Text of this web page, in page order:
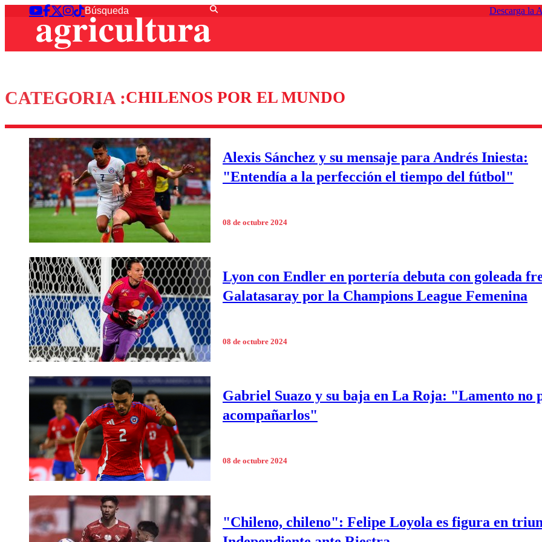
Descarga la
CATEGORIA :CHILENOS POR EL MUNDO
Alexis Sánchez y su mensaje para Andrés Iniesta:
"Entendía a la perfección el tiempo del fútbol"
08 de octubre 2024
Lyon con Endler en portería debuta con goleada
Galatasaray por la Champions League Femenina
08 de octubre 2024
Gabriel Suazo y su baja en La Roja: "Lamento no
acompañarlos"
08 de octubre 2024
"Chileno, chileno": Felipe Loyola es figura en